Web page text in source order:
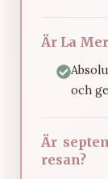
Är La
och
Är
resan?